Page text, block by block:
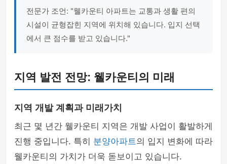
전문가 조언: "웰카운티 아파트는 교통과 생활 편의
시설이 균형잡힌 지역에 위치해 있습니다. 입지 선택
에서 큰 점수를 받고 있습니다."
지역 발전 전망: 웰카운티의 미래
지역 개발 계획과 미래가치
최근 몇 년간 웰카운티 지역은 개발 사업이 활발하게
진행 중입니다. 특히 분양아파트의 입지 변화에 따라
웰카운티의 가치가 더욱 돋보이고 있습니다.